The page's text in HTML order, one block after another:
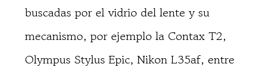
buscadas por el vidrio del lente y su
mecanismo, por ejemplo la Contax T2,
Olympus Stylus Epic, Nikon L35af, entre